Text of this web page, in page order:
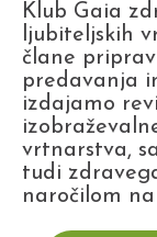
Klub Gaia
ljubiteljskih
člane
predavanja
izdajamo
vrtnarstva,
tudi
naročilom